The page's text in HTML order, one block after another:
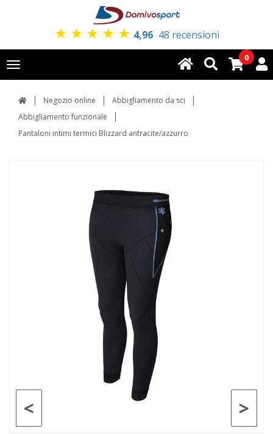
★ ★ ★ ★ ★ 4,96 48 recensioni
Toggle
navigation
0
Negozio online
Abbigliamento da sci
Abbigliamento funzionale
Pantaloni intimi termici Blizzard antracite/azzurro
>
<